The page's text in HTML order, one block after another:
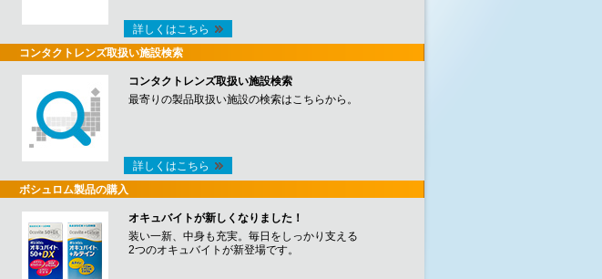
詳しくはこちら
コンタクトレンズ取扱い施設検索
コンタクトレンズ取扱い施設検索
最寄りの製品取扱い施設の検索はこちらから。
詳しくはこちら
ボシュロム製品の購入
オキュバイトが新しくなりました！
装い一新、中身も充実。毎日をしっかり支える
2つのオキュバイトが新登場です。